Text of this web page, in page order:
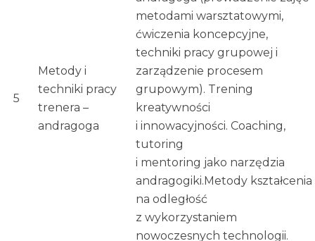
5
Metody i
techniki pracy
trenera –
andragoga
metodami warsztatowymi,
ćwiczenia koncepcyjne,
techniki pracy grupowej i
zarządzenie procesem
grupowym). Trening
kreatywności
i innowacyjności. Coaching,
tutoring
i mentoring jako narzędzia
andragogiki.Metody kształcenia
na odległość
z wykorzystaniem
nowoczesnych technologii.